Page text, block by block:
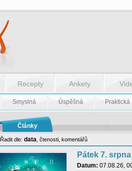
Recepty Ankety
Smyslná Úspěšná Praktická
Články
Řadit dle: data čtenosti komentářů
Pátek 7. srpna
Datum: 07.08.26,